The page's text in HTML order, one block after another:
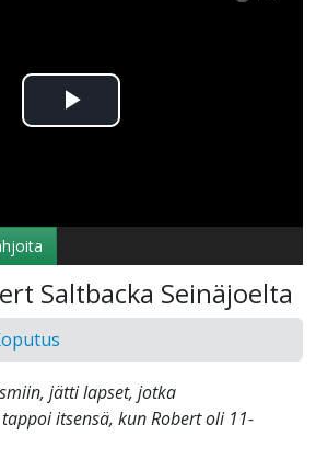
Toista
Saltbacka Seinäjoelta
jätti lapset, jotka
itsensä, kun Robert oli 11-